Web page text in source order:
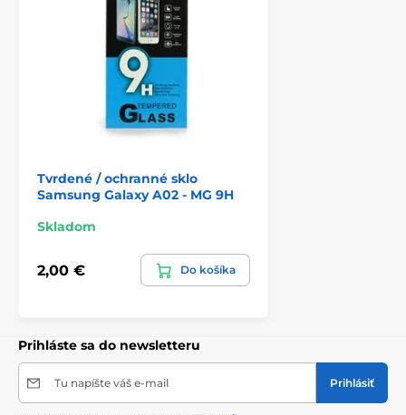
prípade potreby možno tvrdené sklo z telefónu vybrať a
nezanechá na displeji žiadne stopy.
Tvrdené / ochranné sklo
Samsung Galaxy A02 - MG 9H
Skladom
2,00 € Do košíka
Prihláste sa do newsletteru
Tu napíšte váš e-mail Prihlásiť